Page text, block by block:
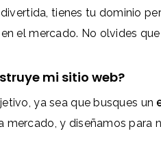
tienes tu dominio
el mercado. No olvides
mi sitio web?
ya sea que busques un
mercado, y diseñamos para